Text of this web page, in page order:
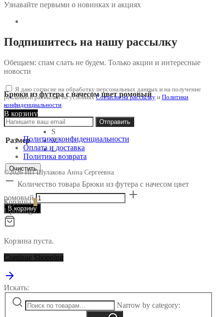
Брюки из футера с начесом цвет ромовый
В корзину
Размер
S
M
L
Очистить
Количество товара Брюки из футера с начесом цвет
ромовый
В корзину
Узнавайте первыми о новинках и акциях
Подпишитесь на нашу рассылку
Обещаем: спам слать не будем. Только акции и интересные
новости
Я даю согласие на обработку персональных данных и на получение
рекламной рассылки на условияхСогласия на рассылку и Политики
конфиденциальности.
Политика конфиденциальности
Оплата и доставка
Политика возврата
©2026 ИП Шулакова Анна Сергеевна
Корзина
Updating…
Корзина пуста.
Continue Shopping
Искать:
Narrow by category: